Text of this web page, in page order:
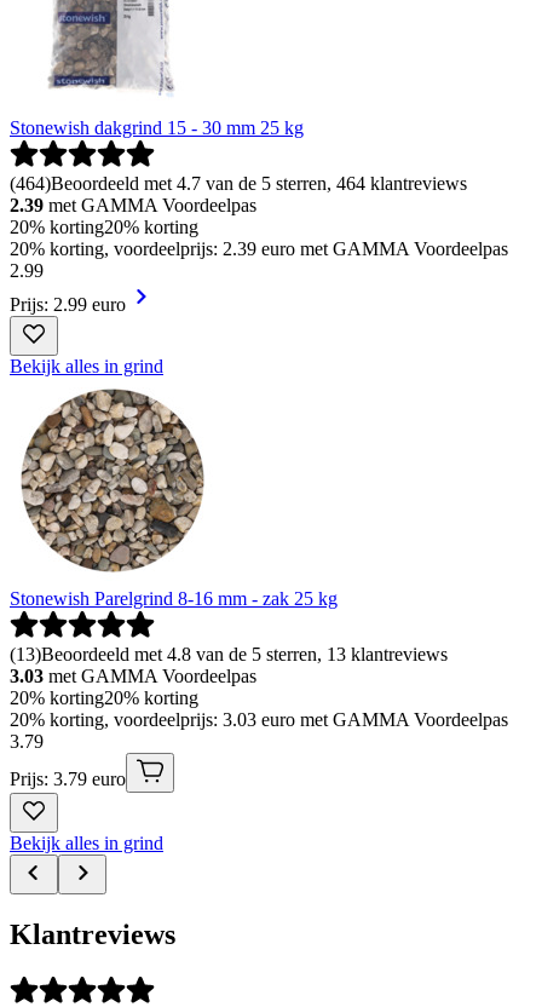
Stonewish dakgrind 15 - 30 mm 25 kg
(464)Beoordeeld met 4.7 van de 5 sterren, 464 klantreviews
2.39 met GAMMA Voordeelpas
20% korting20% korting
20% korting, voordeelprijs: 2.39 euro met GAMMA Voordeelpas
2.99
Prijs: 2.99 euro
Bekijk alles in grind
Stonewish Parelgrind 8-16 mm - zak 25 kg
(13)Beoordeeld met 4.8 van de 5 sterren, 13 klantreviews
3.03 met GAMMA Voordeelpas
20% korting20% korting
20% korting, voordeelprijs: 3.03 euro met GAMMA Voordeelpas
3.79
Prijs: 3.79 euro
Bekijk alles in grind
Klantreviews